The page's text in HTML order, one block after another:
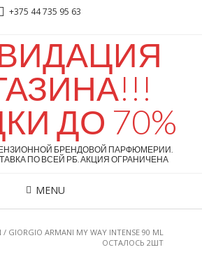
+375 44 735 95 63
ДО 70%
БРЕНДОВОЙ ПАРФЮМЕРИИ.
ПО ВСЕЙ РБ. АКЦИЯ ОГРАНИЧЕНА
MENU
/ GIORGIO ARMANI MY WAY INTENSE 90 ML
ОСТАЛОСЬ 2ШТ